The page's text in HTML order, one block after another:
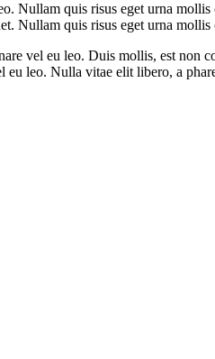
Nullam quis risus eget urna
Nullam quis risus eget urna mollis
vel eu leo. Duis mollis, est
leo. Nulla vitae elit libero, a